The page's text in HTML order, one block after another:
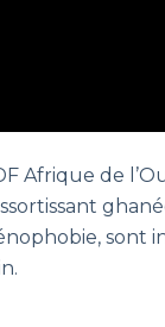
Afrique de
sont